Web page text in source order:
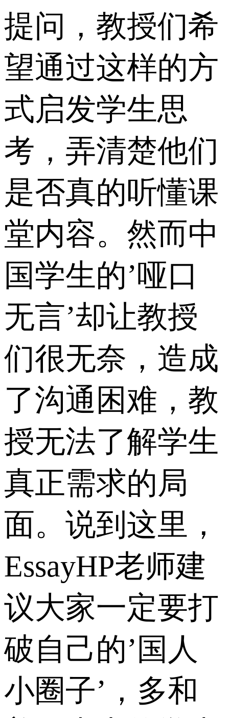
提问，教授们希
望通过这样的方
式启发学生思
考，弄清楚他们
是否真的听懂课
堂内容。然而中
国学生的’哑口
无言’却让教授
们很无奈，造成
了沟通困难，教
授无法了解学生
真正需求的局
面。说到这里，
EssayHP老师建
议大家一定要打
破自己的’国人
小圈子’，多和